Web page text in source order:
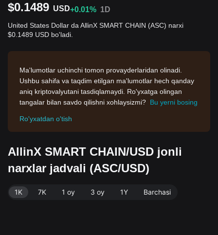
$0.1489 USD+0.01% 1D
United States Dollar da AllinX SMART CHAIN (ASC) narxi
$0.1489 USD bo'ladi.
Ma'lumotlar uchinchi tomon provayderlaridan olinadi.
Ushbu sahifa va taqdim etilgan ma'lumotlar hech qanday
aniq kriptovalyutani tasdiqlamaydi. Ro'yxatga olingan
tangalar bilan savdo qilishni xohlaysizmi? Bu yerni bosing
Ro'yxatdan o'tish
AllinX SMART CHAIN/USD jonli
narxlar jadvali (ASC/USD)
1K 7K 1 oy 3 oy 1Y Barchasi